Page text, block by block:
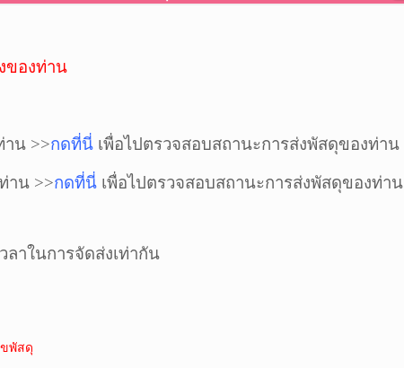
ของท่าน
าน >>กดที่นี่ เพื่อไปตรวจสอบสถานะการส่งพัสดุของท่าน
าน >>กดที่นี่ เพื่อไปตรวจสอบสถานะการส่งพัสดุของท่าน
ลาในการจัดส่งเท่ากัน
ขพัสดุ